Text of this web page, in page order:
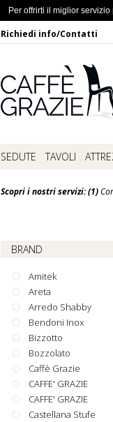
Richiedi info/Contatti
SEDUTE TAVOLI
Scopri i nostri servizi: (1)
BRAND
Amitek
Areta
Arredo Shabby
Bendoni Inox
Bizzotto
Bozzolato
Caffè Grazie
CAFFE' GRAZIE
CAFFE' GRAZIE
Castellana Stufe
Per offrirti il miglior